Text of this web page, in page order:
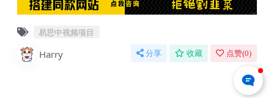
易思中视频项目
Harry 分享 收藏 点赞(0)